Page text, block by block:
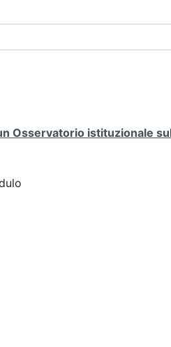
Osservatorio istituzionale